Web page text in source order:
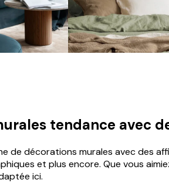
tendance avec
de décorations murales avec des
et plus encore. Que vous
ici.